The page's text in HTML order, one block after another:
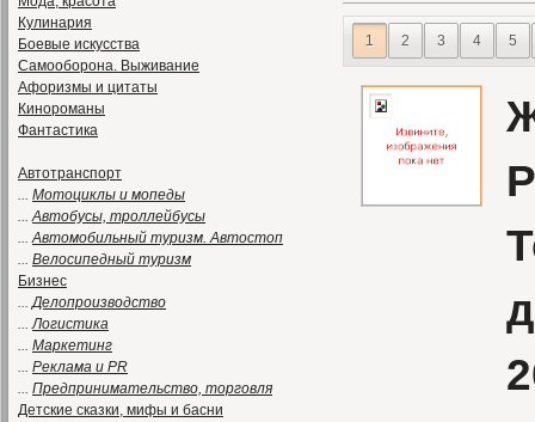
Кулинария
Боевые искусства
Самооборона. Выживание
Афоризмы и цитаты
Кинороманы
Фантастика
Автотранспорт
... Мотоциклы и мопеды
...Автобусы, троллейбусы
...Автомобильный туризм. Автостоп
... Велосипедный туризм
Бизнес
...Делопроизводство
...Логистика
... Маркетинг
... Реклама и PR
... Предпринимательство, торговля
Детские сказки, мифы и басни
1 2 3 4 5